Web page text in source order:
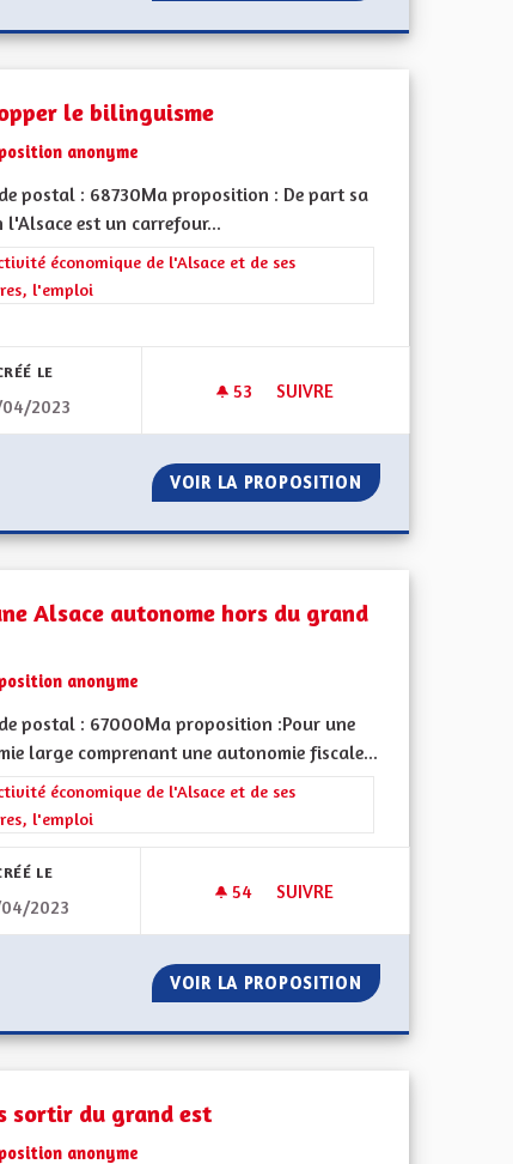
territoires, l'emploi
MATIÈRE DE FISCALITÉ
EN MATIÈRE DE FISCALITÉ
le bilinguisme
anonyme
postal : 68730Ma proposition : De part sa
est un carrefour...
résultats de la catégorie : L'attractivité économique de l'Alsace
économique de l'Alsace et de ses
l'emploi
LE
2023
53 53 ABONNÉS
SUIVRE
VOIR LA PROPOSITION DÉVELOPPER LE
ses territoires, l'emploi
Alsace autonome hors du grand
anonyme
postal : 67000Ma proposition :Pour une
large comprenant une autonomie fiscale...
résultats de la catégorie : L'attractivité économique de l'Alsace
économique de l'Alsace et de ses
l'emploi
LE
2023
54 54 ABONNÉS
SUIVRE
VOIR LA PROPOSITION POUR UNE
sortir du grand est
anonyme